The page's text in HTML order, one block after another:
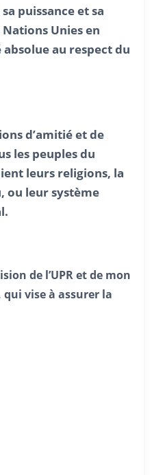
puissance et sa
Unies en
au respect du
d’amitié et de
les peuples du
leurs religions, la
ou leur système
de l’UPR et de mon
vise à assurer la